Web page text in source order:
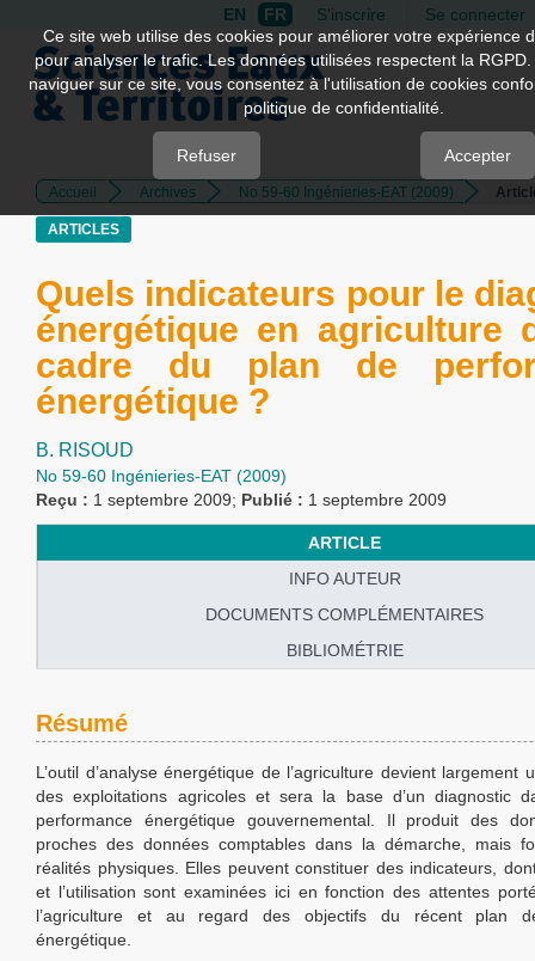
Quick
jump
page
Main
Navigation
Sidebar
EN FR S'inscrire Se connecter
Accueil Archives No 59-60 Ingénieries-EAT (2009)
ARTICLES
Quels indicateurs pour le
énergétique en agriculture
cadre du plan de
énergétique ?
B. RISOUD
No 59-60 Ingénieries-EAT (2009)
Reçu : 1 septembre 2009; Publié : 1 septembre 2009
ARTICLE
INFO AUTEUR
DOCUMENTS COMPLÉMENTAIRES
BIBLIOMÉTRIE
Résumé
L’outil d’analyse énergétique de l’agriculture devient largement
des exploitations agricoles et sera la base d’un diagnostic
performance énergétique gouvernemental. Il produit des
proches des données comptables dans la démarche, mais
réalités physiques. Elles peuvent constituer des indicateurs,
et l’utilisation sont examinées ici en fonction des attentes
l’agriculture et au regard des objectifs du récent plan
énergétique.
Ce site web utilise des cookies pour améliorer votre expérience
pour analyser le trafic. Les données utilisées respectent la
naviguer sur ce site, vous consentez à l'utilisation de cookies
politique de confidentialité.
Refuser Accepter